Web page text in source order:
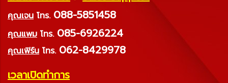
คุณเจน โทร. 088-5851458
คุณแพม โทร. 085-6926224
คุณเฟิร์น โทร. 062-8429978
เวลาเปิดทำการ